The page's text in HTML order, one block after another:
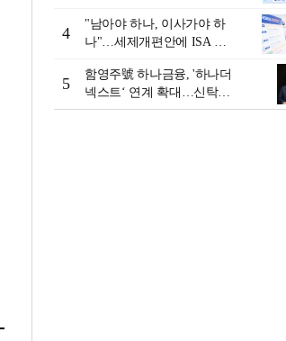
4
"남아야 하나, 이사가야 하
나"…세제개편안에 ISA 투
5
함영주號 하나금융, '하나더
넥스트‘ 연계 확대…신탁수
수료 2배 증가 효과 [금융 시